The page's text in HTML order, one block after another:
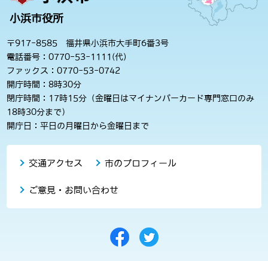
小浜市役所
〒917-8585 福井県小浜市大手町6番3号
電話番号：0770-53-1111(代)
ファックス：0770-53-0742
開庁時間：8時30分
閉庁時間：17時15分（金曜日はマイナンバーカード専門窓口のみ
18時30分まで）
開庁日：平日の月曜日から金曜日まで
交通アクセス 市のプロフィール
ご意見・お問い合わせ